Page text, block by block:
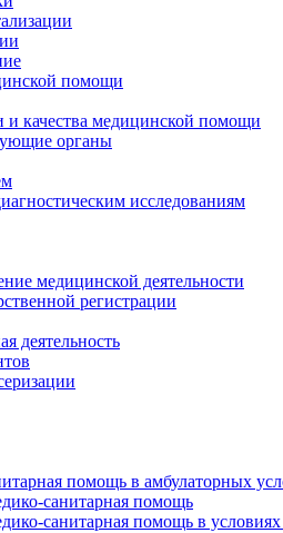
помощи
и качества медицинской помощи
органы
исследованиям
медицинской деятельности
регистрации
деятельность
помощь в амбулаторных
санитарная помощь
санитарная помощь в